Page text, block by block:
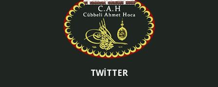
TWİTTER